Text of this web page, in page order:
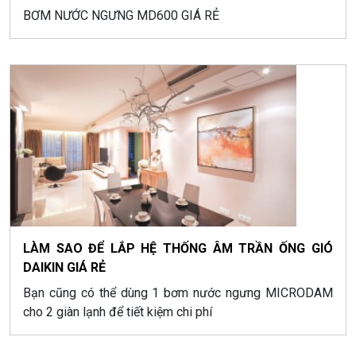
BƠM NƯỚC NGƯNG MD600 GIÁ RẺ
LÀM SAO ĐỂ LẮP HỆ THỐNG ÂM TRẦN ỐNG GIÓ
DAIKIN GIÁ RẺ
Bạn cũng có thể dùng 1 bơm nước ngưng MICRODAM
cho 2 giàn lạnh để tiết kiệm chi phí